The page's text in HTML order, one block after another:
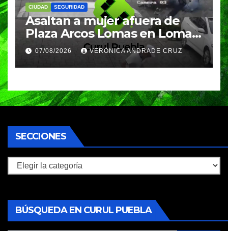
CIUDAD SEGURIDAD
Asaltan a mujer afuera de
Plaza Arcos Lomas en Lomas
de Angelópolis; delincuentes
huyeron en auto
07/08/2026 VERÓNICA ANDRADE CRUZ
SECCIONES
Secciones
BÚSQUEDA EN CURUL PUEBLA